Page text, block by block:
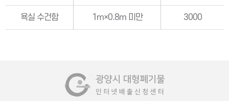
욕실 수건함 1m×0.8m 미만 3000